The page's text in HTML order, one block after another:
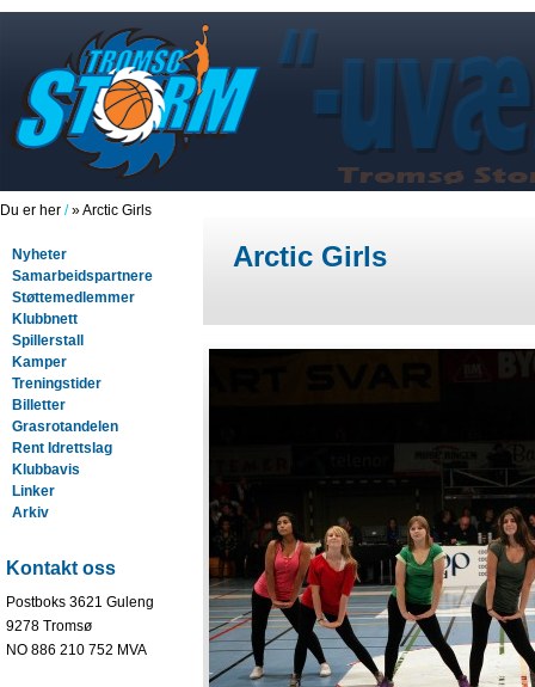
Du er her /» Arctic Girls
Nyheter
Samarbeidspartnere
Støttemedlemmer
Klubbnett
Spillerstall
Kamper
Treningstider
Billetter
Grasrotandelen
Rent Idrettslag
Klubbavis
Linker
Arkiv
Kontakt oss
Postboks 3621 Guleng
9278 Tromsø
NO 886 210 752 MVA
Arctic Girls